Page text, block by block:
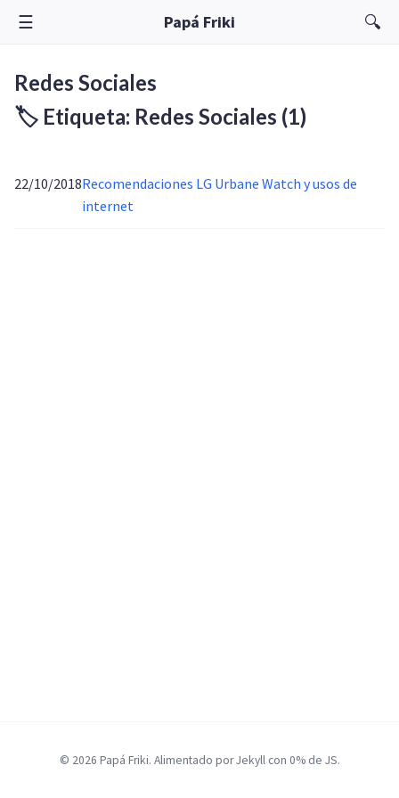
☰ Papá Friki 🔍
Redes Sociales
🏷️ Etiqueta: Redes Sociales (1)
22/10/2018Recomendaciones LG Urbane Watch y usos de
internet
© 2026 Papá Friki. Alimentado por Jekyll con 0% de JS.